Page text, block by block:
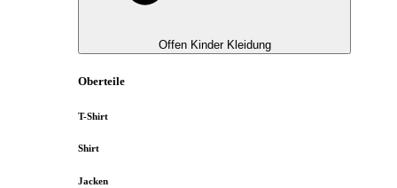
Offen Kinder Kleidung
Oberteile
T-Shirt
Shirt
Jacken